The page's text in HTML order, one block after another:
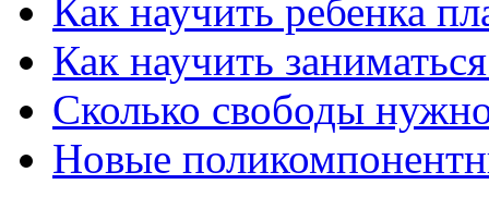
Как научить ребенка
Как научить
Сколько свободы
Новые